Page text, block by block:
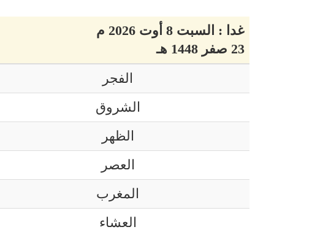
غدا : السبت 8 أوت 2026 م
23 صفر 1448 هـ
الفجر
الشروق
الظهر
العصر
المغرب
العشاء